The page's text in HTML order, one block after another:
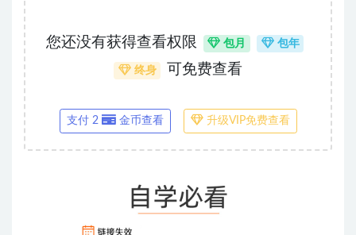
您还没有获得查看权限 包月 包年
终身 可免费查看
支付 2 金币查看 升级VIP免费查看